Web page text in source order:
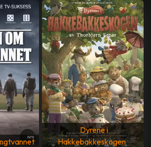
Dyrene i
Hakkebakkeskogen